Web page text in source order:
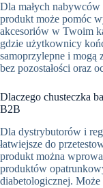
Dla małych
produkt może pomóc
akcesoriów w Twoim
gdzie użytkownicy
samoprzylepne i mogą
bez pozostałości oraz
Dlaczego chusteczka
B2B
Dla dystrybutorów i
łatwiejsze do
produkt można
produktów
diabetologicznej.